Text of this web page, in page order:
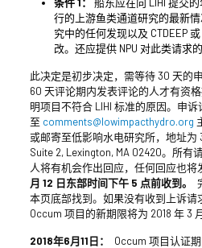
行的上游鱼类通道研究的最新
究中的任何发现以及 CTDEEP
改。还应提供 NPU 对此类请求的
此决定是初步决定，需等待 30 天的
60 天评论期内发表评论的人才有资
明项目不符合 LIHI 标准的原因。申
至 comments@lowimpacthydro.org
或邮寄至低影响水电研究所，地址为
Suite 2, Lexington, MA 02420。所有
人将有机会作出回应，任何回应也将
月 12 日东部时间下午 5 点前收到。
本页底部找到。如果没有收到上诉请
Occum 项目的新期限将为 2018 年 3
2018年6月11日：
Occum 项目认证